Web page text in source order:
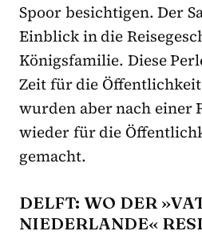
Spoor besichtigen. Der
Einblick in die
Königsfamilie. Diese
Zeit für die
wurden aber nach einer
wieder für die
gemacht.
DELFT: WO DER
NIEDERLANDE«